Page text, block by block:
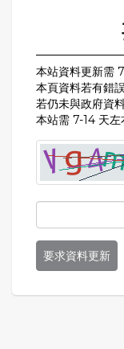
本站資料更新需
本頁資料若有錯
若仍未與政府資
本站需 7-14 天左
要求資料更新